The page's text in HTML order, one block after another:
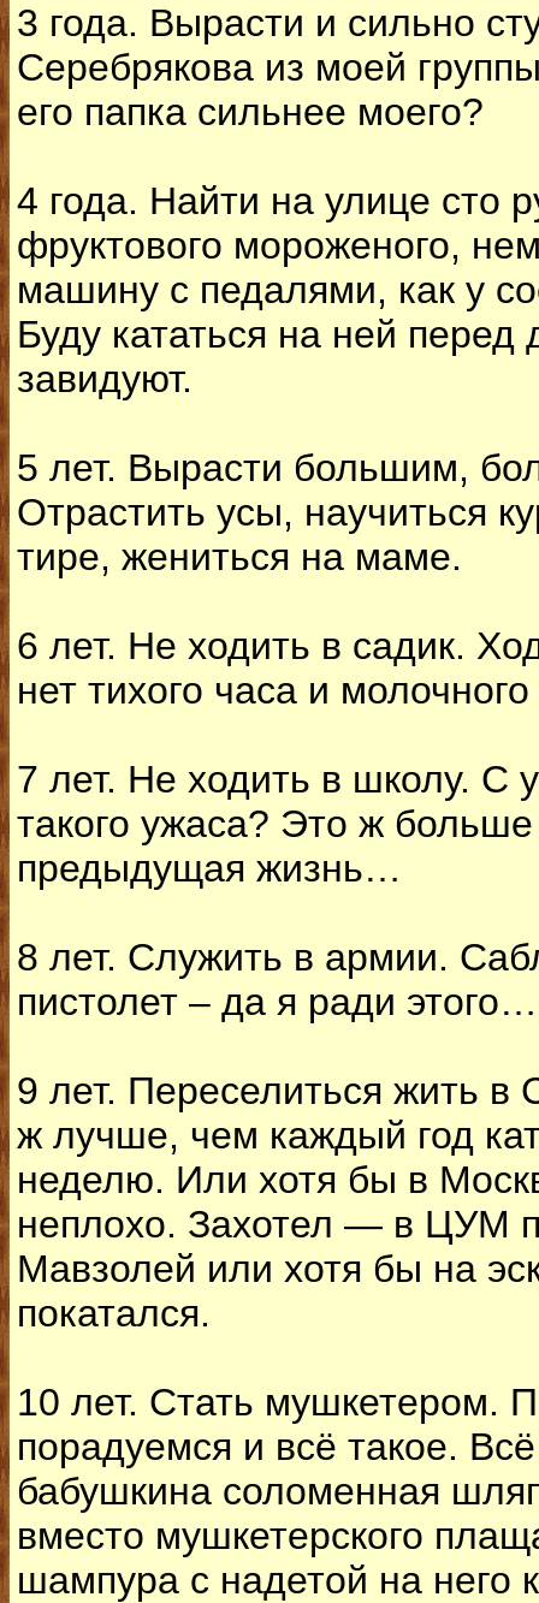
3 года. Вырасти и сильно
Серебрякова из моей
его папка сильнее моего?
4 года. Найти на улице сто
фруктового мороженого,
машину с педалями, как у
Буду кататься на ней перед
завидуют.
5 лет. Вырасти большим,
Отрастить усы, научиться
тире, жениться на маме.
6 лет. Не ходить в садик.
нет тихого часа и
7 лет. Не ходить в школу. С
такого ужаса? Это ж
предыдущая жизнь…
8 лет. Служить в армии.
пистолет – да я ради этого…
9 лет. Переселиться жить в
ж лучше, чем каждый год
неделю. Или хотя бы в
неплохо. Захотел — в ЦУМ
Мавзолей или хотя бы на
покатался.
10 лет. Стать мушкетером.
порадуемся и всё такое.
бабушкина соломенная
вместо мушкетерского
шампура с надетой на него